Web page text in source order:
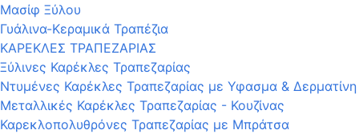
Μασίφ Ξύλου
Γυάλινα-Κεραμικά Τραπέζια
ΚΑΡΕΚΛΕΣ ΤΡΑΠΕΖΑΡΙΑΣ
Ξύλινες Καρέκλες Τραπεζαρίας
Ντυμένες Καρέκλες Τραπεζαρίας με Υφασμα & Δερματίνη
Μεταλλικές Καρέκλες Τραπεζαρίας - Κουζίνας
Καρεκλοπολυθρόνες Τραπεζαρίας με Μπράτσα